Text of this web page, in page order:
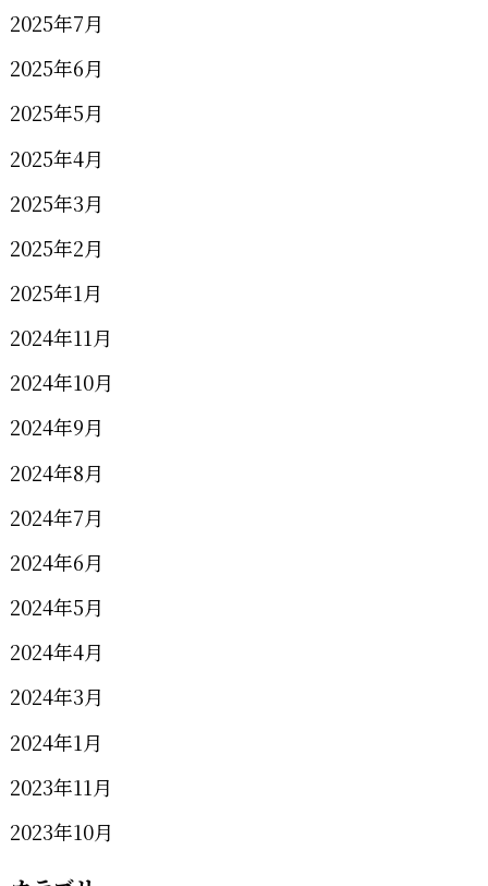
2025年7月
2025年6月
2025年5月
2025年4月
2025年3月
2025年2月
2025年1月
2024年11月
2024年10月
2024年9月
2024年8月
2024年7月
2024年6月
2024年5月
2024年4月
2024年3月
2024年1月
2023年11月
2023年10月